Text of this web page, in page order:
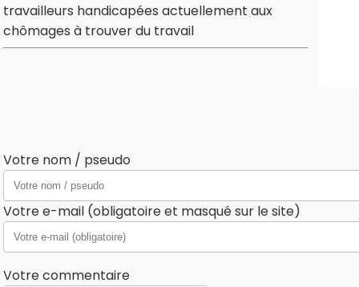
travailleurs handicapées actuellement aux
chômages à trouver du travail
Votre nom / pseudo
Votre e-mail (obligatoire et masqué sur le site)
Votre commentaire